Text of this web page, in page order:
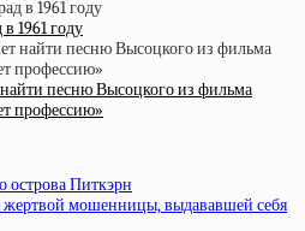
1961 году
песню Высоцкого из фильма
профессию»
острова Питкэрн
жертвой мошенницы, выдававшей себя